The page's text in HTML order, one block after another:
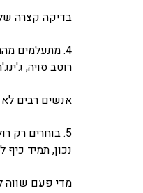
בדיקה קצרה
4. מתעלמים מהתוספות
רוטב סויה,
אנשים רבים
5. בוחרים רק רולים מוכרים
נכון, תמיד
מדי פעם שווה